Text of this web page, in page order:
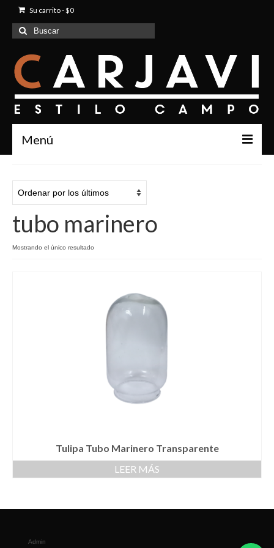
Su carrito-$0
Buscar
por:
Menú
Quienes Somos
Productos
Contacto
tubo marinero
Mostrando el único resultado
Tulipa Tubo Marinero Transparente
LEER MÁS
Admin